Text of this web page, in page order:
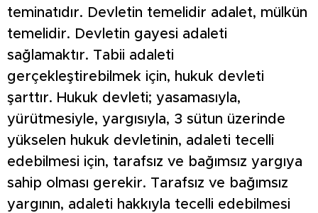
teminatıdır. Devletin temelidir adalet, mülkün
temelidir. Devletin gayesi adaleti
sağlamaktır. Tabii adaleti
gerçekleştirebilmek için, hukuk devleti
şarttır. Hukuk devleti; yasamasıyla,
yürütmesiyle, yargısıyla, 3 sütun üzerinde
yükselen hukuk devletinin, adaleti tecelli
edebilmesi için, tarafsız ve bağımsız yargıya
sahip olması gerekir. Tarafsız ve bağımsız
yargının, adaleti hakkıyla tecelli edebilmesi